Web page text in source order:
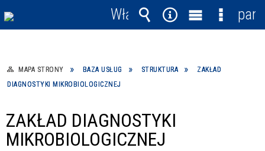
MAPA STRONY BAZA USŁUG STRUKTURA
ZAKŁAD
DIAGNOSTYKI MIKROBIOLOGICZNEJ
ZAKŁAD DIAGNOSTYKI
MIKROBIOLOGICZNEJ
Włącz
powiadomienia
Wyszukiwarka
Narzędzia
MenuMenu